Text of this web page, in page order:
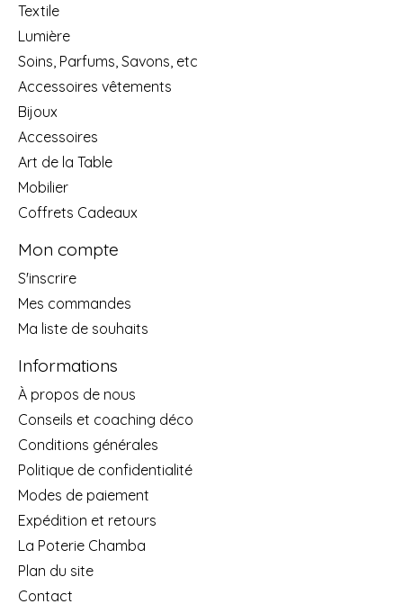
Textile
Lumière
Soins, Parfums, Savons, etc
Accessoires vêtements
Bijoux
Accessoires
Art de la Table
Mobilier
Coffrets Cadeaux
Mon compte
S'inscrire
Mes commandes
Ma liste de souhaits
Informations
À propos de nous
Conseils et coaching déco
Conditions générales
Politique de confidentialité
Modes de paiement
Expédition et retours
La Poterie Chamba
Plan du site
Contact